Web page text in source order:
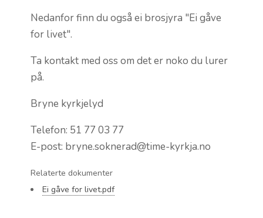
Nedanfor finn du også ei brosjyra "Ei gåve
for livet".
Ta kontakt med oss om det er noko du lurer
på.
Bryne kyrkjelyd
Telefon: 51 77 03 77
E-post: bryne.soknerad@time-kyrkja.no
Relaterte dokumenter
Ei gåve for livet.pdf